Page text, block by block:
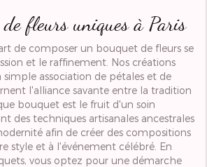
de fleurs uniques à Paris
de composer un bouquet de fleurs se
et le raffinement. Nos créations
simple association de pétales et de
l'alliance savante entre la tradition
bouquet est le fruit d'un soin
des techniques artisanales ancestrales
afin de créer des compositions
style et à l'événement célébré. En
vous optez pour une démarche